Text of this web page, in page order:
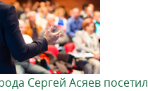
Сергей Асяев посетил